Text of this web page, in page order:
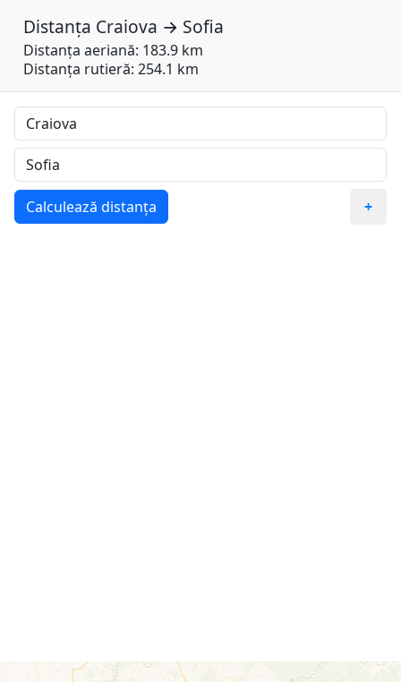
Distanța Craiova → Sofia
Distanța aeriană: 183.9 km
Distanța rutieră: 254.1 km
Calculează distanța +